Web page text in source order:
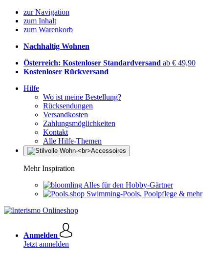
zur Navigation
zum Inhalt
zum Warenkorb
Nachhaltig Wohnen
Österreich: Kostenloser Standardversand ab € 49,90
Kostenloser Rückversand
Hilfe
Wo ist meine Bestellung?
Rücksendungen
Versandkosten
Zahlungsmöglichkeiten
Kontakt
Alle Hilfe-Themen
Mehr Inspiration
Alles für den Hobby-Gärtner
Swimming-Pools, Poolpflege & mehr
Anmelden
Jetzt anmelden